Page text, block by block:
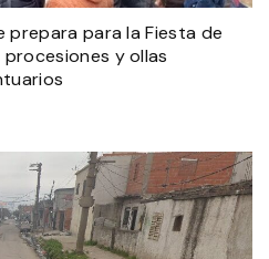
prepara para la Fiesta de
y ollas